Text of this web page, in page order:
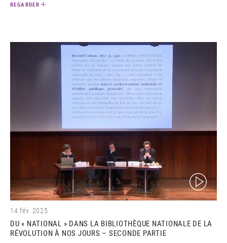
REGARDER
(video)
14 fév. 2025
DU « NATIONAL » DANS LA BIBLIOTHÈQUE NATIONALE DE LA
RÉVOLUTION À NOS JOURS – SECONDE PARTIE